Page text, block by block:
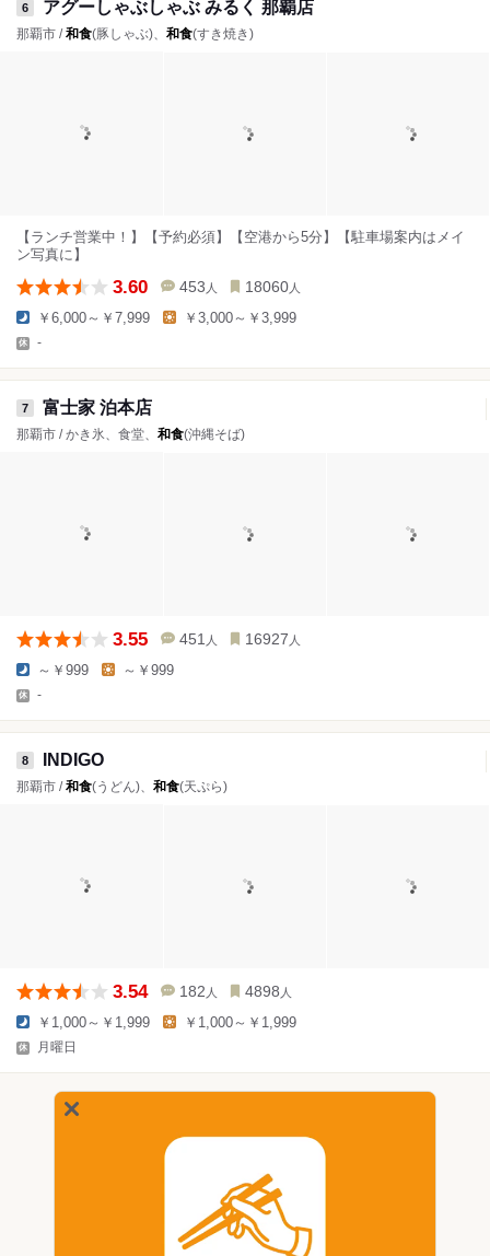
6 アグーしゃぶしゃぶ みるく 那覇店
那覇市 /和食(豚しゃぶ)、 和食(すき焼き)
【ランチ営業中！】【予約必須】【空港から5分】【駐車場案内はメイ
ン写真に】
3.60 453 人 18060 人
￥6,000～￥7,999 ￥3,000～￥3,999
-
7 富士家 泊本店
那覇市 / かき氷、食堂、 和食(沖縄そば)
3.55 451 人 16927 人
～￥999 ～￥999
-
8 INDIGO
那覇市 /和食(うどん)、 和食(天ぷら)
3.54 182 人 4898 人
￥1,000～￥1,999 ￥1,000～￥1,999
月曜日